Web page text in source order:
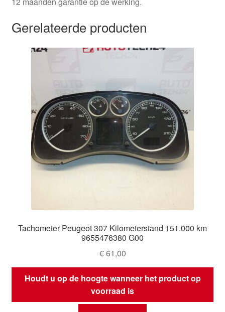
Gerelateerde producten
Tachometer Peugeot 307 Kilometerstand 151.000 km
9655476380 G00
€61,00
Houdt u op de hoogte wanneer het product op
voorraad is